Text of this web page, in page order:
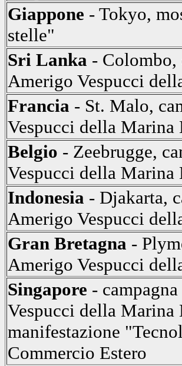
Giappone - Tokyo,
stelle"
Sri Lanka - Colombo,
Amerigo Vespucci
Francia - St. Malo,
Vespucci della
Belgio - Zeebrugge,
Vespucci della
Indonesia - Djakarta,
Amerigo Vespucci
Gran Bretagna -
Amerigo Vespucci
Singapore -
Vespucci della
manifestazione
Commercio Estero